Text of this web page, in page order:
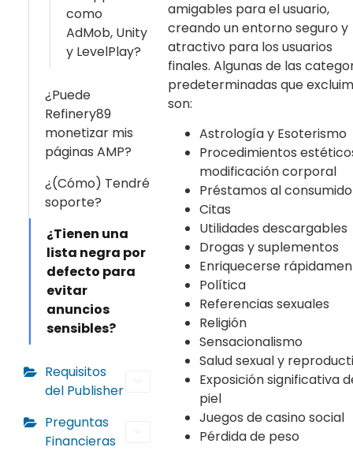
como
AdMob, Unity
y LevelPlay?
¿Puede
Refinery89
monetizar mis
páginas AMP?
¿(Cómo) Tendré
soporte?
¿Tienen una
lista negra por
defecto para
evitar
anuncios
sensibles?
Requisitos
del Publisher
Preguntas
Financieras
amigables para el usuario,
creando un entorno seguro y
atractivo para los usuarios
finales. Algunas de las
predeterminadas que
son:
Astrología y Esoterismo
Procedimientos
modificación corporal
Préstamos al
Citas
Utilidades descargables
Drogas y suplementos
Enriquecerse
Política
Referencias sexuales
Religión
Sensacionalismo
Salud sexual y
Exposición significativa
piel
Juegos de casino social
Pérdida de peso